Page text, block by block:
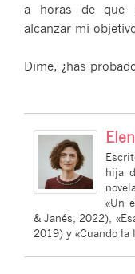
a horas de que
alcanzar mi
Dime, ¿has
hija
«Un
& Janés, 2022),
2019) y «Cuando la